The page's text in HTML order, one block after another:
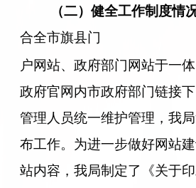
（二）健全工作制度情况
合全市旗县门
户网站、政府部门网站于一
政府官网内市政府部门链接
管理人员统一维护管理，我
布工作。为进一步做好网站
站内容，我局制定了《关于